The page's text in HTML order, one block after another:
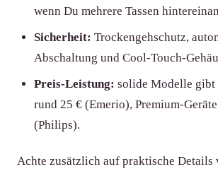
wenn Du mehrere Tassen
Sicherheit: Trockengehschutz,
Abschaltung und Cool-Touch-
Preis-Leistung: solide Modelle gibt
rund 25 € (Emerio), Premium-
(Philips).
Achte zusätzlich auf praktische Details